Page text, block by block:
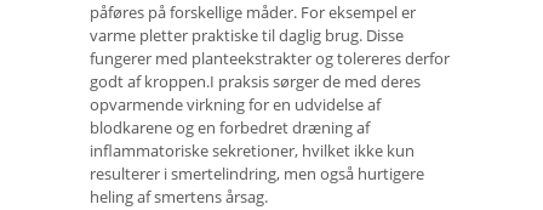
påføres på forskellige måder. For eksempel er
varme pletter praktiske til daglig brug. Disse
fungerer med planteekstrakter og tolereres derfor
godt af kroppen.I praksis sørger de med deres
opvarmende virkning for en udvidelse af
blodkarene og en forbedret dræning af
inflammatoriske sekretioner, hvilket ikke kun
resulterer i smertelindring, men også hurtigere
heling af smertens årsag.